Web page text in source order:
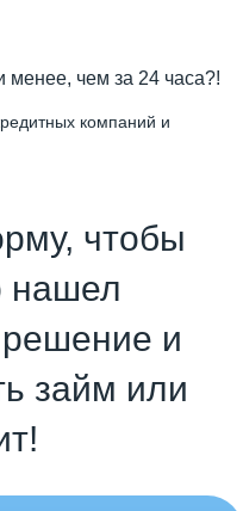
менее, чем за 24 часа?!
компаний и
чтобы
нашел
и
займ или